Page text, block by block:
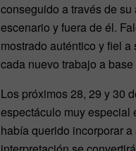
conseguido a través de
escenario y fuera de él.
mostrado auténtico y fiel
cada nuevo trabajo a
Los próximos 28, 29 y 30
espectáculo muy especial
había querido incorporar